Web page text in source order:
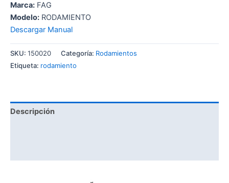
Marca: FAG
Modelo: RODAMIENTO
Descargar Manual
SKU: 150020 Categoría: Rodamientos
Etiqueta: rodamiento
Descripción